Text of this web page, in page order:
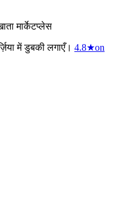
मार्केटप्लेस
में डुबकी लगाएँ। 4.8★on